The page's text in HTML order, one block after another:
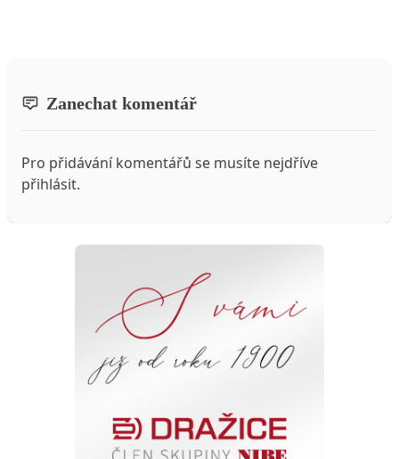
Zanechat komentář
Pro přidávání komentářů se musíte nejdříve
přihlásit.